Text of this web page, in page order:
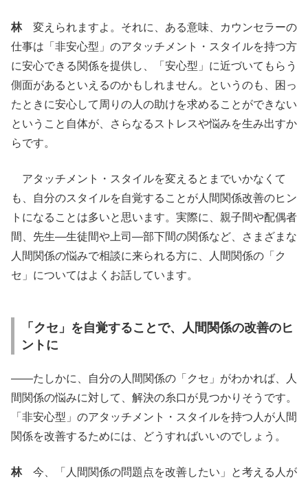
林変えられますよ。それに、ある意味、カウンセラーの
仕事は「非安心型」のアタッチメント・スタイルを持つ方
に安心できる関係を提供し、「安心型」に近づいてもらう
側面があるといえるのかもしれません。というのも、困っ
たときに安心して周りの人の助けを求めることができない
ということ自体が、さらなるストレスや悩みを生み出すか
らです。
アタッチメント・スタイルを変えるとまでいかなくて
も、自分のスタイルを自覚することが人間関係改善のヒン
トになることは多いと思います。実際に、親子間や配偶者
間、先生―生徒間や上司―部下間の関係など、さまざまな
人間関係の悩みで相談に来られる方に、人間関係の「ク
セ」についてはよくお話しています。
「クセ」を自覚することで、人間関係の改善のヒ
ントに
――たしかに、自分の人間関係の「クセ」がわかれば、人
間関係の悩みに対して、解決の糸口が見つかりそうです。
「非安心型」のアタッチメント・スタイルを持つ人が人間
関係を改善するためには、どうすればいいのでしょう。
林今、「人間関係の問題点を改善したい」と考える人が